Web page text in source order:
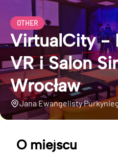
OTHER
VirtualCity -
VR i Salon
Wrocław
Jana Ewangelisty
O miejscu